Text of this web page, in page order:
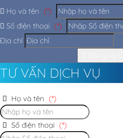
Họ và tên (*)
Số điện thoại (*)
Địa chỉ
TƯ VẤN DỊCH VỤ
Họ và tên (*)
Số điện thoại (*)